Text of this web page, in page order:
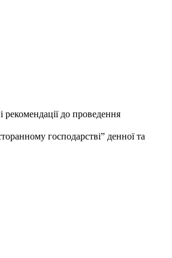
до проведення
господарстві” денної та